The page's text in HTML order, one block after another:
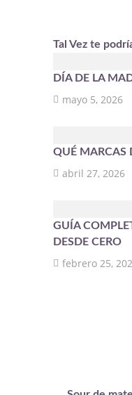
Tal Vez te
DÍA DE LA
mayo 5, 2026
QUÉ MARCAS
abril 27, 2026
GUÍA
DESDE CERO
febrero 25,